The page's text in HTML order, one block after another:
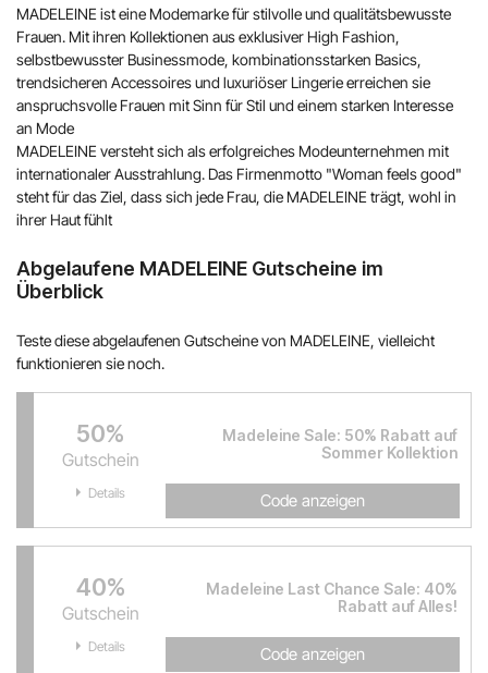
MADELEINE ist eine Modemarke für stilvolle und qualitätsbewusste
Frauen. Mit ihren Kollektionen aus exklusiver High Fashion,
selbstbewusster Businessmode, kombinationsstarken Basics,
trendsicheren Accessoires und luxuriöser Lingerie erreichen sie
anspruchsvolle Frauen mit Sinn für Stil und einem starken Interesse
an Mode
MADELEINE versteht sich als erfolgreiches Modeunternehmen mit
internationaler Ausstrahlung. Das Firmenmotto "Woman feels good"
steht für das Ziel, dass sich jede Frau, die MADELEINE trägt, wohl in
ihrer Haut fühlt
Abgelaufene MADELEINE Gutscheine im
Überblick
Teste diese abgelaufenen Gutscheine von MADELEINE, vielleicht
funktionieren sie noch.
50%
Gutschein
Madeleine Sale: 50% Rabatt auf
Sommer Kollektion
Details Code anzeigen
40%
Gutschein
Madeleine Last Chance Sale: 40%
Rabatt auf Alles!
Details Code anzeigen